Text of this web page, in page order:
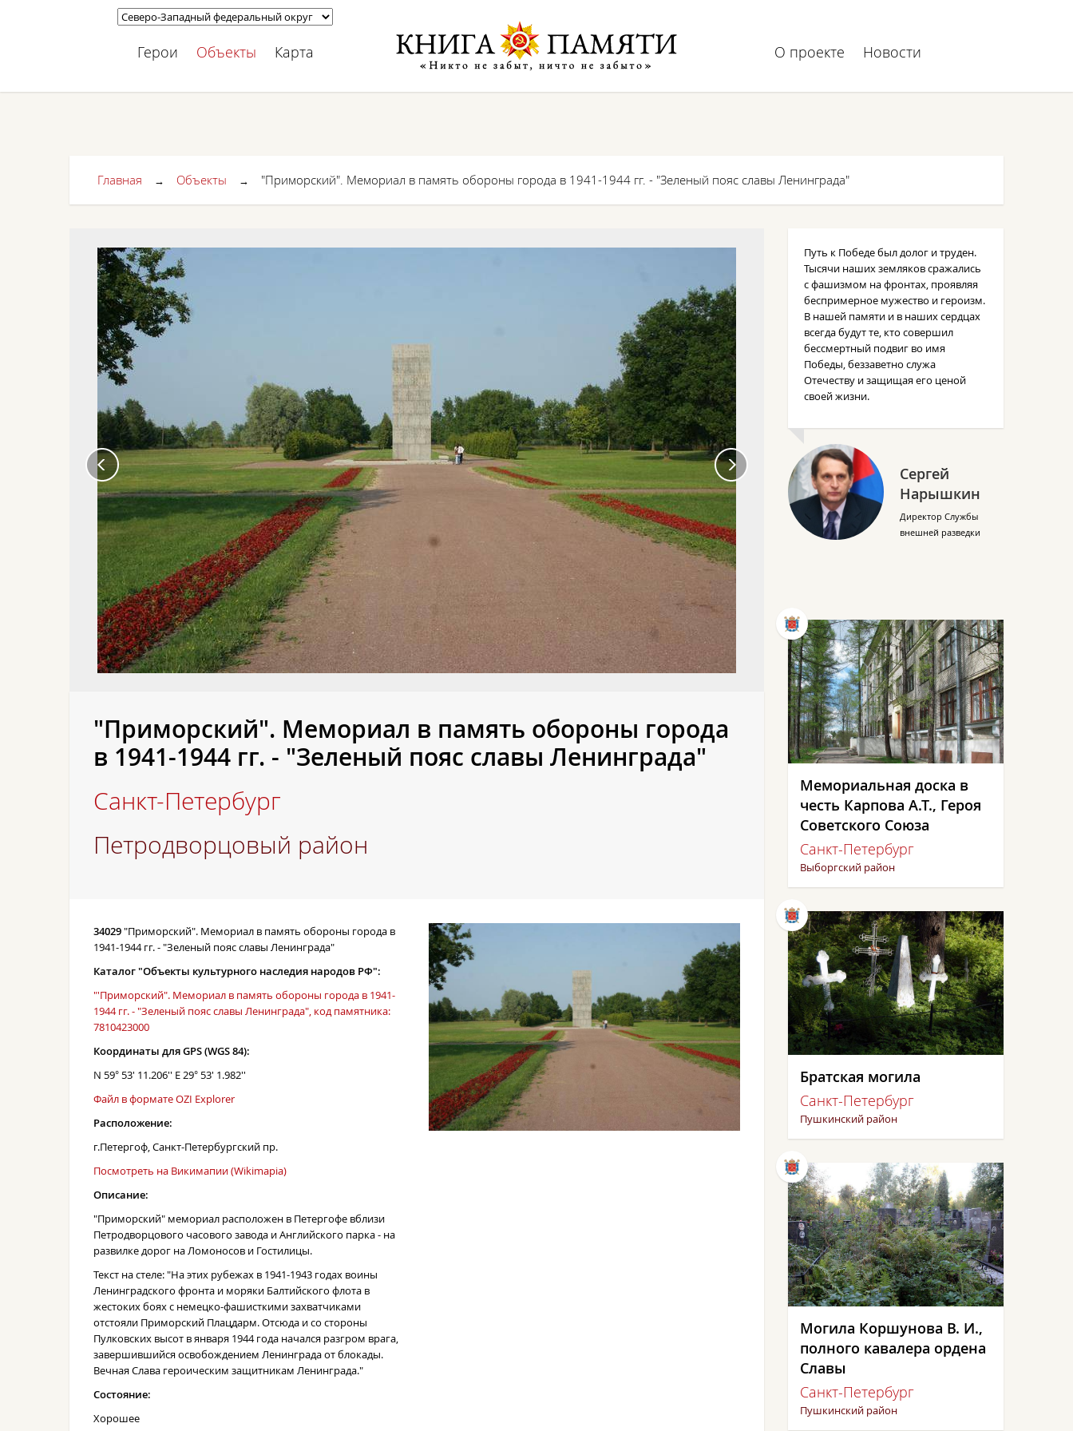
Герои Объекты Карта О проекте Новости
Главная → Объекты → "Приморский". Мемориал в память обороны города в 1941-1944 гг. - "Зеленый пояс славы Ленинграда"
"Приморский". Мемориал в память обороны города
в 1941-1944 гг. - "Зеленый пояс славы Ленинграда"
Санкт-Петербург
Петродворцовый район
34029"Приморский". Мемориал в память обороны города в
1941-1944 гг. - "Зеленый пояс славы Ленинграда"
Каталог "Объекты культурного наследия народов РФ":
"'Приморский". Мемориал в память обороны города в 1941-
1944 гг. - "Зеленый пояс славы Ленинграда", код памятника:
7810423000
Координаты для GPS (WGS 84):
N 59° 53' 11.206'' E 29° 53' 1.982''
Файл в формате OZI Explorer
Расположение:
г.Петергоф, Санкт-Петербургский пр.
Посмотреть на Викимапии (Wikimapia)
Описание:
"Приморский" мемориал расположен в Петергофе вблизи
Петродворцового часового завода и Английского парка - на
развилке дорог на Ломоносов и Гостилицы.
Текст на стеле: "На этих рубежах в 1941-1943 годах воины
Ленинградского фронта и моряки Балтийского флота в
жестоких боях с немецко-фашисткими захватчиками
отстояли Приморский Плацдарм. Отсюда и со стороны
Пулковских высот в января 1944 года начался разгром врага,
завершившийся освобождением Ленинграда от блокады.
Вечная Слава героическим защитникам Ленинграда."
Состояние:
Хорошее
Путь к Победе был долог и труден.
Тысячи наших земляков сражались
с фашизмом на фронтах, проявляя
беспримерное мужество и героизм.
В нашей памяти и в наших сердцах
всегда будут те, кто совершил
бессмертный подвиг во имя
Победы, беззаветно служа
Отечеству и защищая его ценой
своей жизни.
Сергей
Нарышкин
Директор Службы
внешней разведки
Мемориальная доска в
честь Карпова А.Т., Героя
Советского Союза
Санкт-Петербург
Выборгский район
Братская могила
Санкт-Петербург
Пушкинский район
Могила Коршунова В. И.,
полного кавалера ордена
Славы
Санкт-Петербург
Пушкинский район